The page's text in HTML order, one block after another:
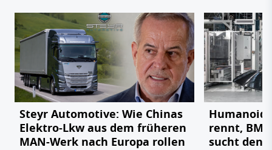
Steyr Automotive: Wie Chinas
Elektro-Lkw aus dem früheren
MAN-Werk nach Europa rollen
rennt,
sucht den